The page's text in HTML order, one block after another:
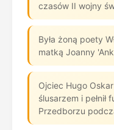
czasów II wojny
Była żoną poety
matką Joanny
Ojciec Hugo
ślusarzem i
Przedborzu